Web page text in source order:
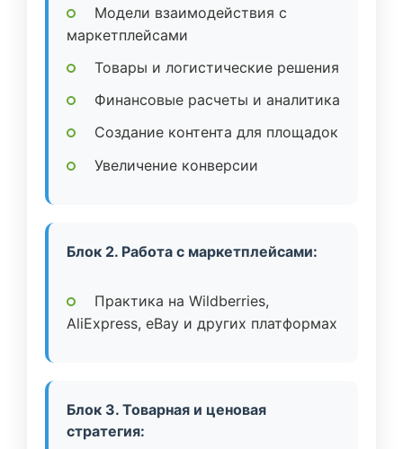
Модели взаимодействия с
маркетплейсами
Товары и логистические решения
Финансовые расчеты и аналитика
Создание контента для площадок
Увеличение конверсии
Блок 2. Работа с маркетплейсами:
Практика на Wildberries,
AliExpress, eBay и других платформах
Блок 3. Товарная и ценовая
стратегия: